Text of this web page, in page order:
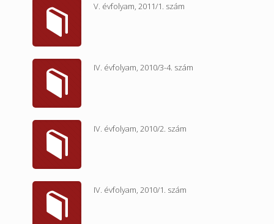
V. évfolyam, 2011/1. szám
IV. évfolyam, 2010/3-4. szám
IV. évfolyam, 2010/2. szám
IV. évfolyam, 2010/1. szám